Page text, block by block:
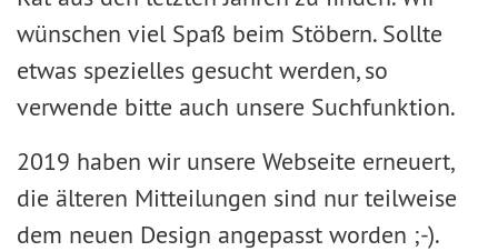
wünschen viel Spaß beim Stöbern. Sollte
etwas spezielles gesucht werden, so
verwende bitte auch unsere Suchfunktion.
2019 haben wir unsere Webseite erneuert,
die älteren Mitteilungen sind nur teilweise
dem neuen Design angepasst worden ;-).